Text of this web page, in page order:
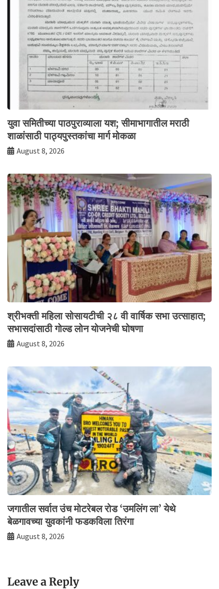
युवा समितीच्या पाठपुराव्याला यश; सीमाभागातील मराठी
शाळांसाठी पाठ्यपुस्तकांचा मार्ग मोकळा
August 8, 2026
श्रीभक्ती महिला सोसायटीची २८ वी वार्षिक सभा उत्साहात;
सभासदांसाठी गोल्ड लोन योजनेची घोषणा
August 8, 2026
जगातील सर्वात उंच मोटरेबल रोड ‘उमलिंग ला’ येथे
बेळगावच्या युवकांनी फडकविला तिरंगा
August 8, 2026
Leave a Reply